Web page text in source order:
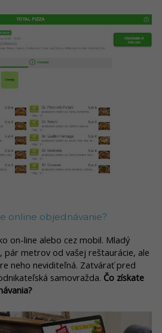
online objednávanie?
on-line alebo cez mobil. Mladý
pár metrov od vašej reštaurácie, ale
neho neviditeľná. Zatvárať pred
samovražda. Čo získate